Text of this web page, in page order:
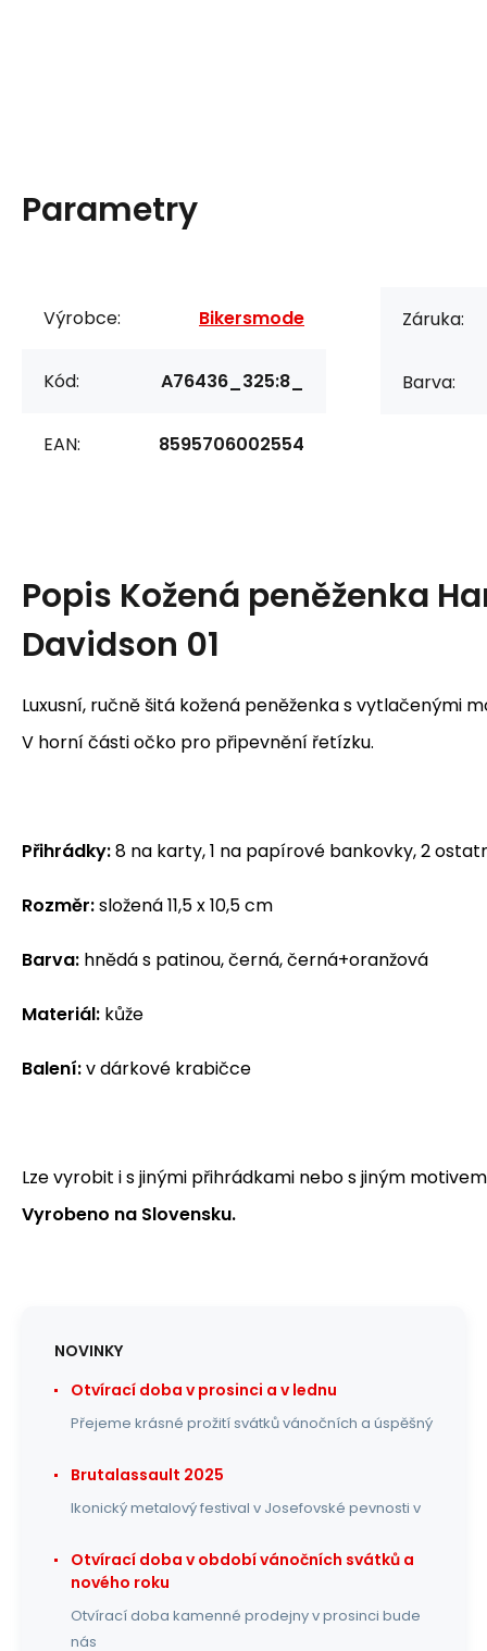
Parametry
Výrobce: Bikersmode
Kód: A76436_325:8_
EAN: 8595706002554
Záruka:
Barva:
Popis Kožená peněženka
Davidson 01
Luxusní, ručně šitá kožená peněženka s vytlačenými
V horní části očko pro připevnění řetízku.
Přihrádky:8 na karty, 1 na papírové bankovky, 2
Rozměr:složená 11,5 x 10,5 cm
Barva: hnědá s patinou, černá, černá+oranžová
Materiál: kůže
Balení:v dárkové krabičce
Lze vyrobit i s jinými přihrádkami nebo s jiným
Vyrobeno na Slovensku.
NOVINKY
Otvírací doba v prosinci a v lednu
Přejeme krásné prožití svátků vánočních a úspěšný
Brutalassault 2025
Ikonický metalový festival v Josefovské pevnosti v
Otvírací doba v období vánočních svátků a
nového roku
Otvírací doba kamenné prodejny v prosinci bude
nás